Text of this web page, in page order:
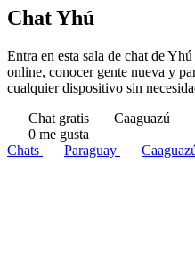
Chat Yhú
Entra en esta sala de chat de
online, conocer gente nueva y
cualquier dispositivo sin
Chat gratis
Caaguazú
0 me gusta
Chats
Paraguay